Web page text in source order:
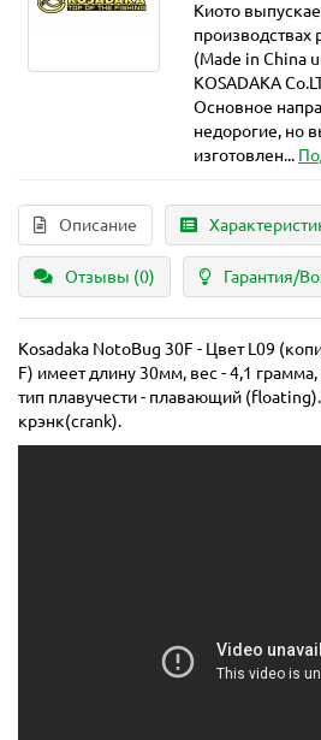
Киото
производствах
(Made in China
KOSADAKA
Основное
недорогие, но
изготовлен...
Описание
Отзывы (0) Гарантия/
Kosadaka NotoBug 30F - Цвет L09
F) имеет длину 30мм, вес - 4,1
тип плавучести - плавающий
крэнк(crank).